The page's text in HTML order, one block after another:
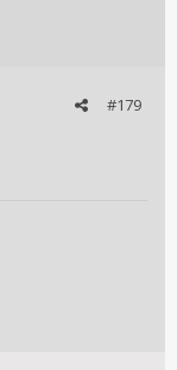
#179